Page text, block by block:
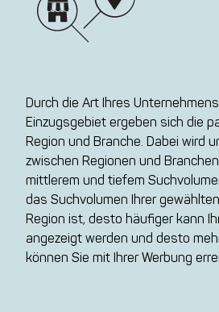
Durch die Art Ihres
Einzugsgebiet ergeben sich die
Region und Branche. Dabei wird
zwischen Regionen und
mittlerem und tiefem
das Suchvolumen Ihrer
Region ist, desto häufiger kann
angezeigt werden und desto
können Sie mit Ihrer Werbung